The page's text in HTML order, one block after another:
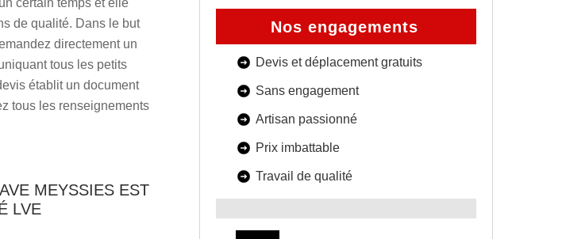
certain temps et elle
de qualité. Dans le but
directement un
tous les petits
établit un document
tous les renseignements
MEYSSIES EST
LVE
Nos engagements
Devis et déplacement gratuits
Sans engagement
Artisan passionné
Prix imbattable
Travail de qualité